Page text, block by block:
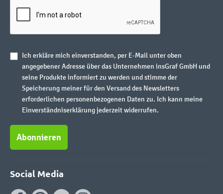
Ich erkläre mich einverstanden, per E-Mail unter oben
angegebener Adresse über das Unternehmen insGraf GmbH und
seine Produkte informiert zu werden und stimme der
Speicherung meiner für den Versand des Newsletters
erforderlichen personenbezogenen Daten zu. Ich kann meine
Einverständniserklärung jederzeit widerrufen.
Abonnieren
Social Media